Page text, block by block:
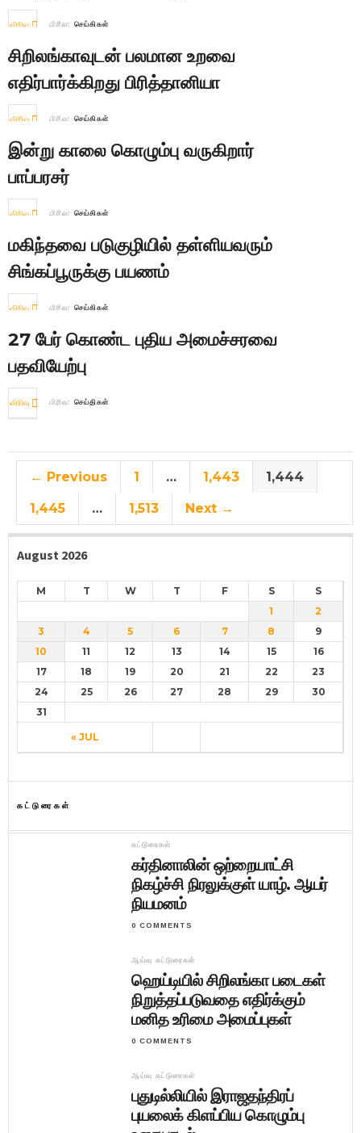
விரிவு பிரிவு: செய்திகள்
சிறிலங்காவுடன் பலமான உறவை
எதிர்பார்க்கிறது பிரித்தானியா
விரிவு பிரிவு: செய்திகள்
இன்று காலை கொழும்பு வருகிறார்
பாப்பரசர்
விரிவு பிரிவு: செய்திகள்
மகிந்தவை படுகுழியில் தள்ளியவரும்
சிங்கப்பூருக்கு பயணம்
விரிவு பிரிவு: செய்திகள்
27 பேர் கொண்ட புதிய அமைச்சரவை
பதவியேற்பு
விரிவு பிரிவு: செய்திகள்
← Previous 1 … 1,443 1,444
1,445 … 1,513 Next →
August 2026
M T W T F S S
« JUL
1
2
3
4 5 6 7 8
9
10
11 12 13 14 15
16
17
18 19 20 21 22
23
24
25 26 27 28 29
30
31
கட்டுரைகள்
கட்டுரைகள்
கர்தினாலின் ஒற்றையாட்சி
நிகழ்ச்சி நிரலுக்குள் யாழ். ஆயர்
நியமனம்
0 COMMENTS
ஆய்வு கட்டுரைகள்
ஹெய்டியில் சிறிலங்கா படைகள்
நிறுத்தப்படுவதை எதிர்க்கும்
மனித உரிமை அமைப்புகள்
0 COMMENTS
ஆய்வு கட்டுரைகள்
புதுடில்லியில் இராஜதந்திரப்
புயலைக் கிளப்பிய கொழும்பு